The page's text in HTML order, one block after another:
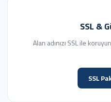
SSL &
Alan adınızı SSL ile
SSL